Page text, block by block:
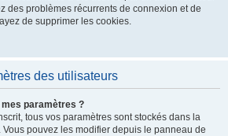
des problèmes récurrents de connexion et de
de supprimer les cookies.
des utilisateurs
paramètres ?
tous vos paramètres sont stockés dans la
pouvez les modifier depuis le panneau de